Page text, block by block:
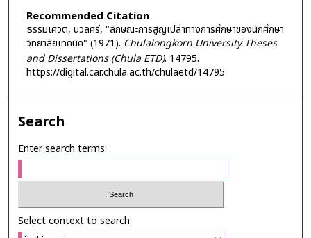
Recommended Citation
ธรรมเศวต, นวลศรี, "ลักษณะการสูญเปล่าทางการศึกษาของนักศึกษา
วิทยาลัยเทคนิค" (1971). Chulalongkorn University Theses
and Dissertations (Chula ETD). 14795.
https://digital.car.chula.ac.th/chulaetd/14795
Search
Enter search terms:
Select context to search: